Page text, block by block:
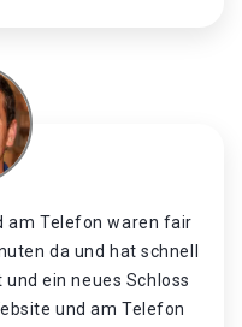
am Telefon waren fair
da und hat schnell
ein neues Schloss
und am Telefon